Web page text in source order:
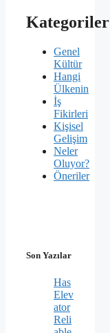
Kategoriler
Genel
Kültür
Hangi
Ülkenin
İş
Fikirleri
Kişisel
Gelişim
Neler
Oluyor?
Öneriler
Son Yazılar
Has
Elev
ator
Reli